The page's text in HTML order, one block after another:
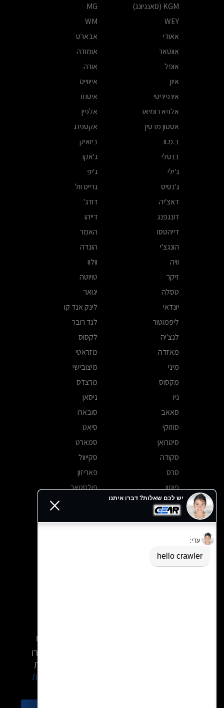
KGM (סאנגיונג)
MG
WEY
WM
אאודי
אבארט
אווטאר
אומודה
אופל
אורה
איון
אייווייס
אינפיניטי
איסוזו
אלפא רומיאו
אלפין
אסטון מרטין
אקספנג
ב.מ.וו
ביואיק
בנטלי
ג'אקו
ג'ילי
ג'יפ
ג'נסיס
גרייט וול
דאצ'יה
דודג'
דונגפנג
דייהו
דייהטסו
האמר
הונגצ'י
הונדה
וויה
וולוו
זיקר
טויוטה
טסלה
יגואר
יונדאי
לינק אנד קו
ליפמוטור
לנד רובר
לנצ'יה
לקסוס
מאזדה
מזראטי
מיני
מיצובישי
מקסוס
מרצדס
ניו
ניסאן
סאאב
סובארו
סוזוקי
סיאט
סיטרואן
סמארט
סקודה
סקייוול
סרס
פאריזון
פוטון
פולסטאר
פולקסווגן
פורשה
צ'רי
מעוניינים ברכישת רכב? הגעתם למקום
הנכון. קבלו מהמומחים שלנו ייעוץ חינם, הכירו
את מבצעי הרכב וקבוצות הרכישה המיוחדות
קבלו מאיתנו בחינם הצעה אטרקטיבית